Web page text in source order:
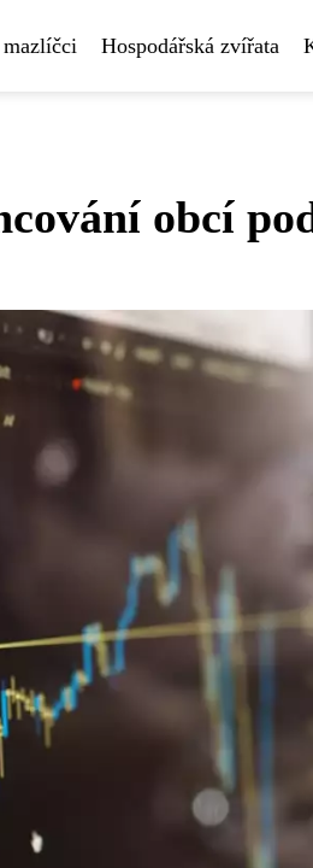
Hospodářská zvířata
obcí